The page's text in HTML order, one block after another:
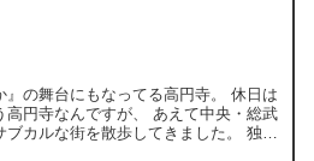
』の舞台にもなってる高円寺。 休日は
高円寺なんですが、 あえて中央・総武
カルな街を散歩してきました。 独特